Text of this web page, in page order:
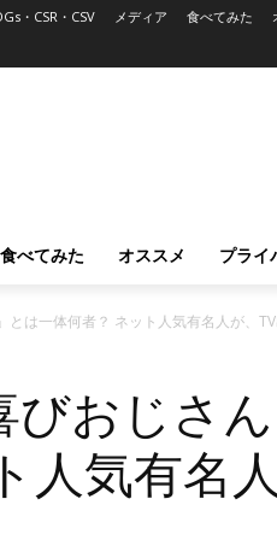
・CSR・CSV メディア 食べてみた
食べてみた オススメ プライ
とは一体何者？ ネット人気有名人が、
びおじさ
人気有名